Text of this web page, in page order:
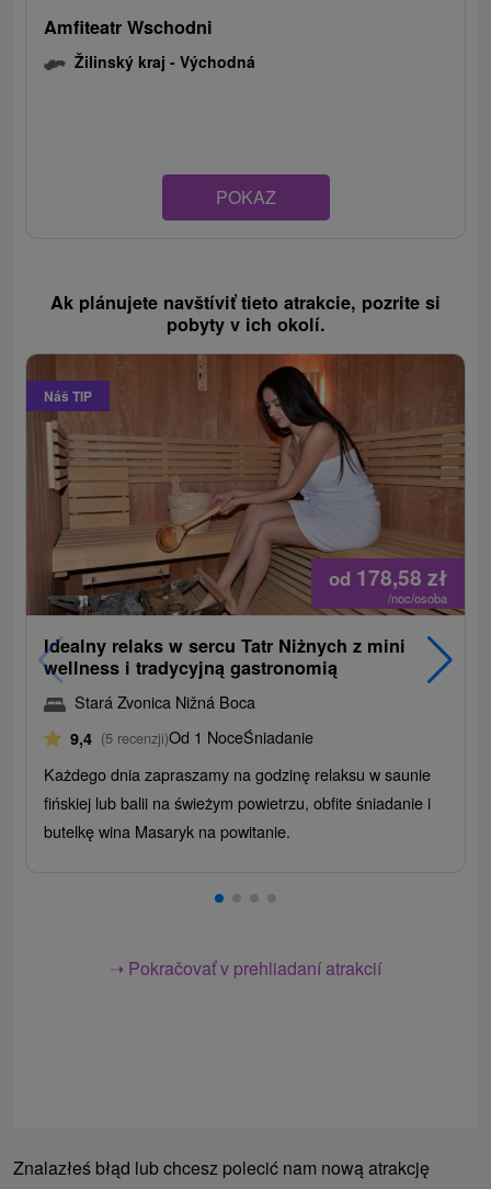
Amfiteatr Wschodni
Žilinský kraj -Východná
POKAZ
Ak plánujete navštíviť tieto atrakcie, pozrite si
pobyty v ich okolí.
Náš TIP
od 178,58zł
/noc/osoba
Idealny relaks w sercu Tatr Niżnych z mini
wellness i tradycyjną gastronomią
Stará Zvonica Nižná Boca
9,4 (5 recenzji)Od 1 NoceŚniadanie
Każdego dnia zapraszamy na godzinę relaksu w saunie
fińskiej lub balii na świeżym powietrzu, obfite śniadanie i
butelkę wina Masaryk na powitanie.
➝ Pokračovať v prehliadaní atrakcií
Znalazłeś błąd lub chcesz polecić nam nową atrakcję